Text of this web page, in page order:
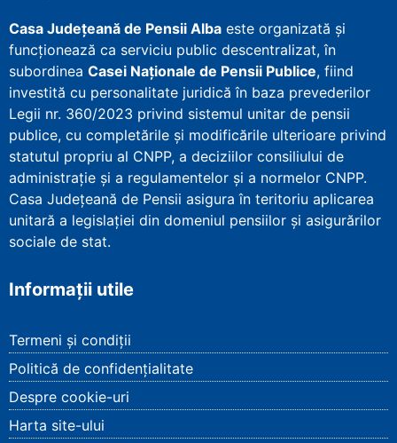
Casa Județeană de Pensii Alba este organizată și
funcționează ca serviciu public descentralizat, în
subordinea Casei Naționale de Pensii Publice, fiind
investită cu personalitate juridică în baza prevederilor
Legii nr. 360/2023 privind sistemul unitar de pensii
publice, cu completările și modificările ulterioare privind
statutul propriu al CNPP, a deciziilor consiliului de
administrație și a regulamentelor și a normelor CNPP.
Casa Județeană de Pensii asigura în teritoriu aplicarea
unitară a legislației din domeniul pensiilor și asigurărilor
sociale de stat.
Informații utile
Termeni și condiții
Politică de confidențialitate
Despre cookie-uri
Harta site-ului